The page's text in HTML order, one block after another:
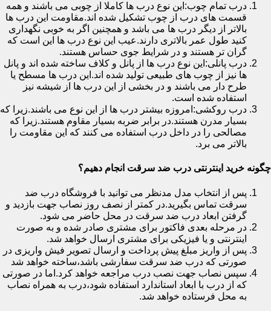
درب تمام چوب:این نوع درب ها کاملا از چوبی می باشند و همه
قسمت های درب از چوب تشکیل شده اند.مقاومت این درب ها
بالاتر از دیگر درب ها می باشد و همچنین اگر به خوبی نگهداری
کنید طول عمر بالاتری دارند.عیب این نوع درب ها این است که
گران تر هستند و در شرایط جوی حساس هستند.
درب پانلی:این نوع درب ها از پانل و کلاف ساخته شده اند و پانل
ها نیز از چوب های طبیعی تولید شده اند.این درب ها مسطح یا
طرح دار می باشند و در بخشی از این درب ها از شیشه نیز
استفاده شده است.
درب روکشی:امروزه بیشتر درب ها از این نوع می باشند.زیرا که
بسیار مدرن هستند.در برابر ضربه بسیار مقاوم هستند.زیرا که
مصالحی را در داخل درب استفاده می کنند که این مقاومت را
بالاتر می برد.
چگونه خرید اینترنتی درب ضد سرقت انجام دهیم؟
پس از انتخاب مدل مدنظر می توانید با فروشگاه درب ضد
سرقت تماس بگیرید.در کمتر از نصف روز نصاب جهت بازدید و
گرفتن ابعاد درب ضد سرقت در محل حاضر می شود.
در مرحله بعدی فاکتور برای مشتری صادر شده و به صورت
اینترنتی و یا فیزیکی برای مشتری ارسال خواهد شد.
پس از واریز مبلغ پیش پرداخت و ارسال تصویر فیش واریزی در
صورتی که درب ضد سرقت سفارشی باشد،ساخته خواهد شد
سپس نصاب جهت نصب درب مراجعه خواهد کرد.اما در صورتی
که از درب با ابعاد استاندارد استفاده شود،درب به همراه نصاب
به محل فرستاده خواهد شد.